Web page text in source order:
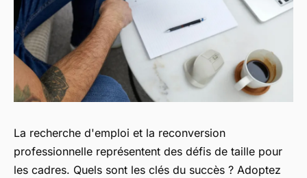
La recherche d'emploi et la reconversion
professionnelle représentent des défis de taille pour
les cadres. Quels sont les clés du succès ? Adoptez